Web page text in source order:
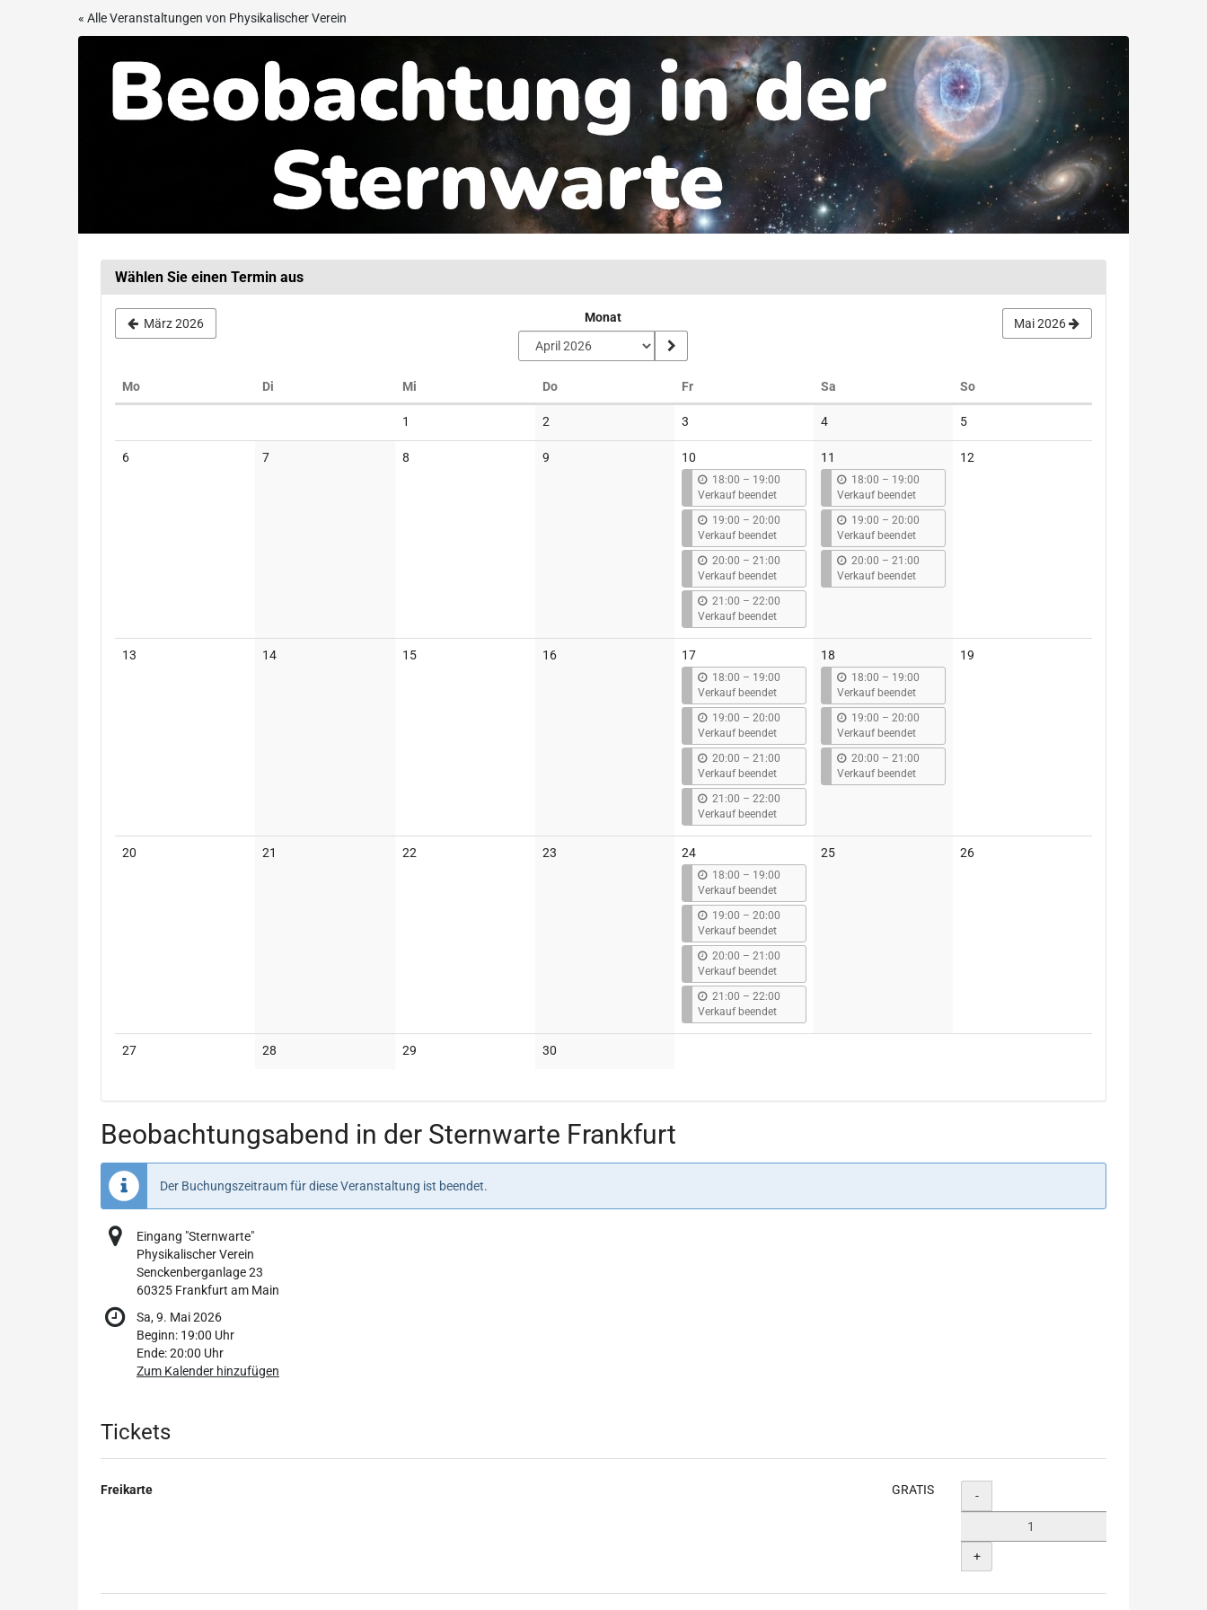
« Alle Veranstaltungen von Physikalischer Verein
Beobachtungsabend
der
Wählen Sie einen Termin aus
März 2026 Monat Mai 2026
MoMontag Di Mi DoDonnerstag FrFreitag Sa SoSonntag
1
Veranstaltungen
2
Veranstaltungen
3
Veranstaltungen
4Keine
Veranstaltungen
5Keine
Veranstaltungen
6Keine
7Keine
8 9 10
18:00 – b
i
s
19:00
Verkauf beendet
19:00 – b
i
s
20:00
Verkauf beendet
20:00 – b
i
s
21:00
Verkauf beendet
21:00 – b
i
s
22:00
Verkauf beendet
11
18:00 – b
i
s
19:00
Verkauf beendet
19:00 – b
i
s
20:00
Verkauf beendet
20:00 – b
i
s
21:00
Verkauf beendet
12
13 14Keine
15Keine
16Keine
17
18:00 – b
i
s
19:00
Verkauf beendet
19:00 – b
i
s
20:00
Verkauf beendet
20:00 – b
i
s
21:00
Verkauf beendet
21:00 – b
i
s
22:00
Verkauf beendet
18
18:00 – b
i
s
19:00
Verkauf beendet
19:00 – b
i
s
20:00
Verkauf beendet
20:00 – b
i
s
21:00
Verkauf beendet
19
20 21 22 23 24
18:00 – b
i
s
19:00
Verkauf beendet
19:00 – b
i
s
20:00
Verkauf beendet
20:00 – b
i
s
21:00
Verkauf beendet
21:00 – b
i
s
22:00
Verkauf beendet
25Keine
26Keine
27Keine
28 29 30
Beobachtungsabend in der Sternwarte Frankfurt
Der Buchungszeitraum für diese Veranstaltung ist beendet.
Eingang "Sternwarte"
Physikalischer Verein
Senckenberganlage 23
60325 Frankfurt am Main
Sa, 9. Mai 2026
Beginn: 19:00 Uhr
Ende:20:00 Uhr
Zum Kalender hinzufügen
Produkte
Tickets
Freikarte GRATIS Menge
-
+